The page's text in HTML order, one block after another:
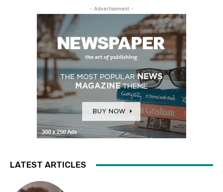
- Advertisement -
LATEST ARTICLES